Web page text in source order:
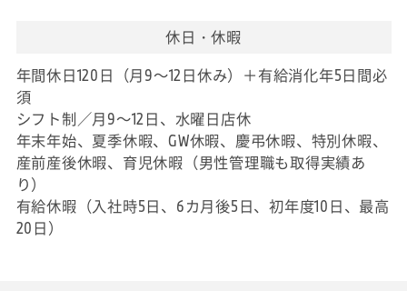
休日・休暇
年間休日120日（月9～12日休み）＋有給消化年5日間必
須
シフト制／月9～12日、水曜日店休
年末年始、夏季休暇、GW休暇、慶弔休暇、特別休暇、
産前産後休暇、育児休暇（男性管理職も取得実績あ
り）
有給休暇（入社時5日、6カ月後5日、初年度10日、最高
20日）